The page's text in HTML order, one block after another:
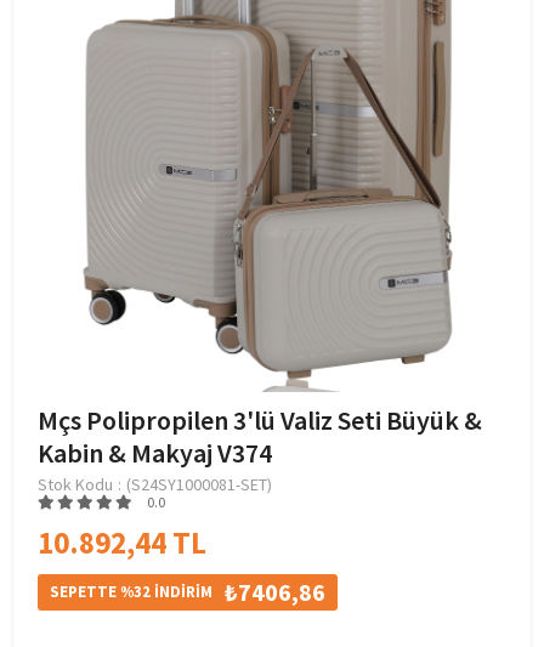
Mçs Polipropilen 3'lü Valiz Seti Büyük &
Kabin & Makyaj V374
Stok Kodu (S24SY1000081-SET)
0.0
10.892,44 TL
SEPETTE %32 İNDİRİM ₺7406,86